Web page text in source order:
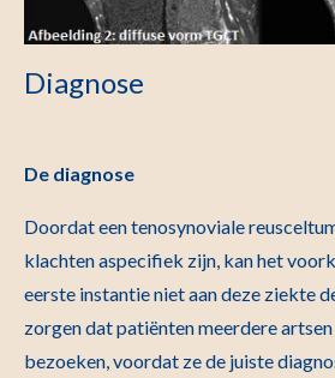
Diagnose
De diagnose
Doordat een tenosynoviale
klachten aspecifiek zijn, kan het
eerste instantie niet aan deze ziekte
zorgen dat patiënten meerdere
bezoeken, voordat ze de juiste